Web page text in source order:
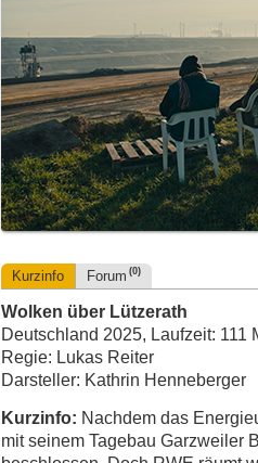
Kurzinfo Forum (0)
Wolken über Lützerath
Deutschland 2025, Laufzeit: 111
Regie: Lukas Reiter
Darsteller: Kathrin Henneberger
Kurzinfo: Nachdem das
mit seinem Tagebau Garzweiler